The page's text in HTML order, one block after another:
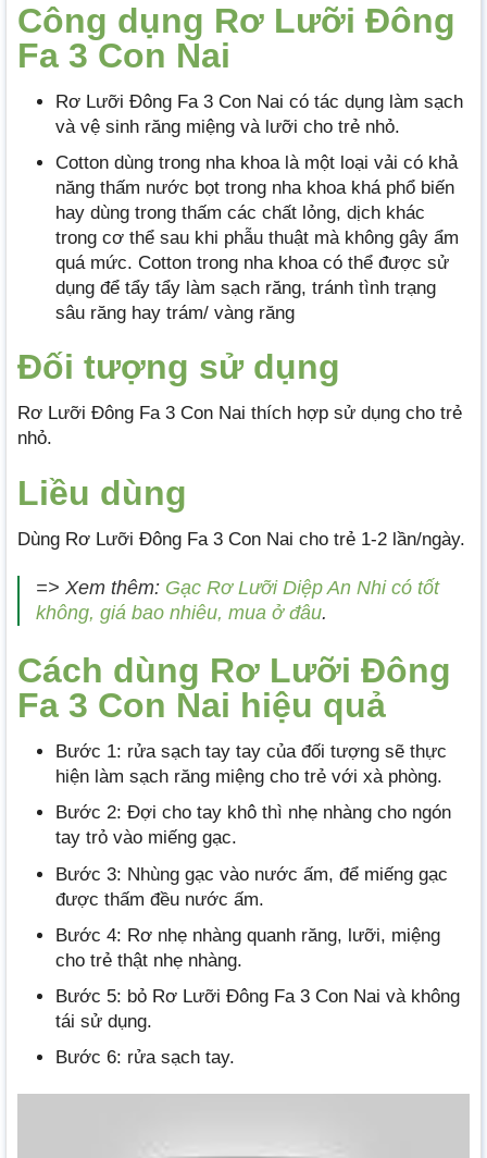
Công dụng Rơ Lưỡi Đông
Fa 3 Con Nai
Rơ Lưỡi Đông Fa 3 Con Nai có tác dụng làm sạch
và vệ sinh răng miệng và lưỡi cho trẻ nhỏ.
Cotton dùng trong nha khoa là một loại vải có khả
năng thấm nước bọt trong nha khoa khá phổ biến
hay dùng trong thấm các chất lỏng, dịch khác
trong cơ thể sau khi phẫu thuật mà không gây ẩm
quá mức. Cotton trong nha khoa có thể được sử
dụng để tẩy tẩy làm sạch răng, tránh tình trạng
sâu răng hay trám/ vàng răng
Đối tượng sử dụng
Rơ Lưỡi Đông Fa 3 Con Nai thích hợp sử dụng cho trẻ
nhỏ.
Liều dùng
Dùng Rơ Lưỡi Đông Fa 3 Con Nai cho trẻ 1-2 lần/ngày.
=> Xem thêm: Gạc Rơ Lưỡi Diệp An Nhi có tốt
không, giá bao nhiêu, mua ở đâu.
Cách dùng Rơ Lưỡi Đông
Fa 3 Con Nai hiệu quả
Bước 1: rửa sạch tay tay của đối tượng sẽ thực
hiện làm sạch răng miệng cho trẻ với xà phòng.
Bước 2: Đợi cho tay khô thì nhẹ nhàng cho ngón
tay trỏ vào miếng gạc.
Bước 3: Nhùng gạc vào nước ấm, để miếng gạc
được thấm đều nước ấm.
Bước 4: Rơ nhẹ nhàng quanh răng, lưỡi, miệng
cho trẻ thật nhẹ nhàng.
Bước 5: bỏ Rơ Lưỡi Đông Fa 3 Con Nai và không
tái sử dụng.
Bước 6: rửa sạch tay.